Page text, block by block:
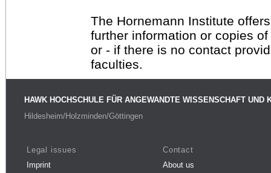
The Hornemann Institute
further information or copies
or - if there is no contact
faculties.
HAWK HOCHSCHULE FÜR ANGEWANDTE WISSENSCHAFT UND
Hildesheim/Holzminden/Göttingen
Legal issues
Imprint
Contact
About us